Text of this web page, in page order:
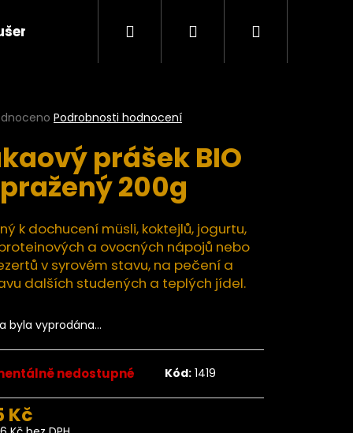
plody a ovocné pasty BIO Ořechy a
Hledat PřihlášeníNákupní
Podrobnosti hodnocení
prášek BIO
200g
k dochucení müsli, koktejlů, jogurtu,
a ovocných nápojů nebo
v syrovém stavu, na pečení a
dalších studených a teplých jídel.
byla vyprodána…
nedostupné Kód: 1419
Kč
g
Kč